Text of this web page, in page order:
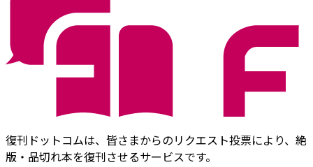
復刊ドットコムは、皆さまからのリクエスト投票により、絶
版・品切れ本を復刊させるサービスです。